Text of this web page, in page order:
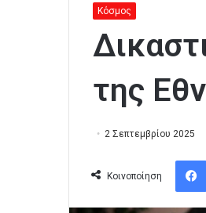
Κόσμος
της
2 Σεπτεμβρίου 2025
Κοινοποίηση